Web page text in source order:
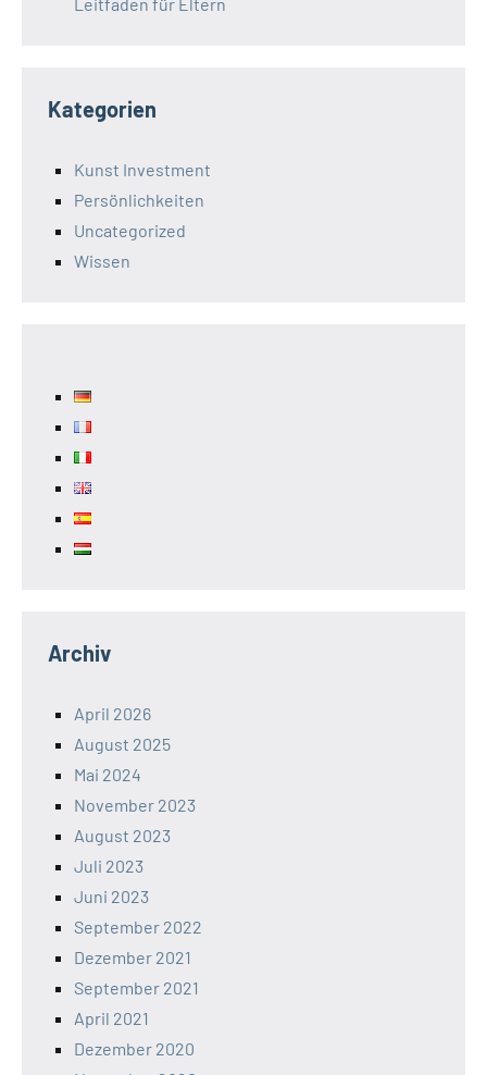
Kategorien
Kunst Investment
Persönlichkeiten
Uncategorized
Wissen
Archiv
April 2026
August 2025
Mai 2024
November 2023
August 2023
Juli 2023
Juni 2023
September 2022
Dezember 2021
September 2021
April 2021
Dezember 2020